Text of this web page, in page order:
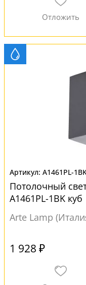
A1461PL-
Потолочный
A1461PL-1BK куб
Arte Lamp
1 928 ₽